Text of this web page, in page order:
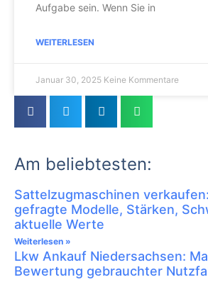
Aufgabe sein. Wenn Sie in
WEITERLESEN
Januar 30, 2025 Keine Kommentare
Am beliebtesten:
Sattelzugmaschinen
gefragte Modelle, Stärken,
aktuelle Werte
Weiterlesen »
Lkw Ankauf Niedersachsen:
Bewertung gebrauchter